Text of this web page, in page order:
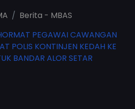
Berita - MBAS
PEGAWAI CAWANGAN
POLIS KONTINJEN KEDAH KE
BANDAR ALOR SETAR